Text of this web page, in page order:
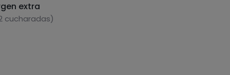
extra
cucharadas)